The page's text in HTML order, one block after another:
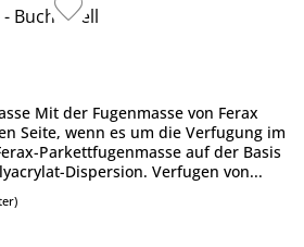
Buche hell
Mit der Fugenmasse von Ferax
Seite, wenn es um die Verfugung im
Parkettfugenmasse auf der Basis
Dispersion. Verfugen von...